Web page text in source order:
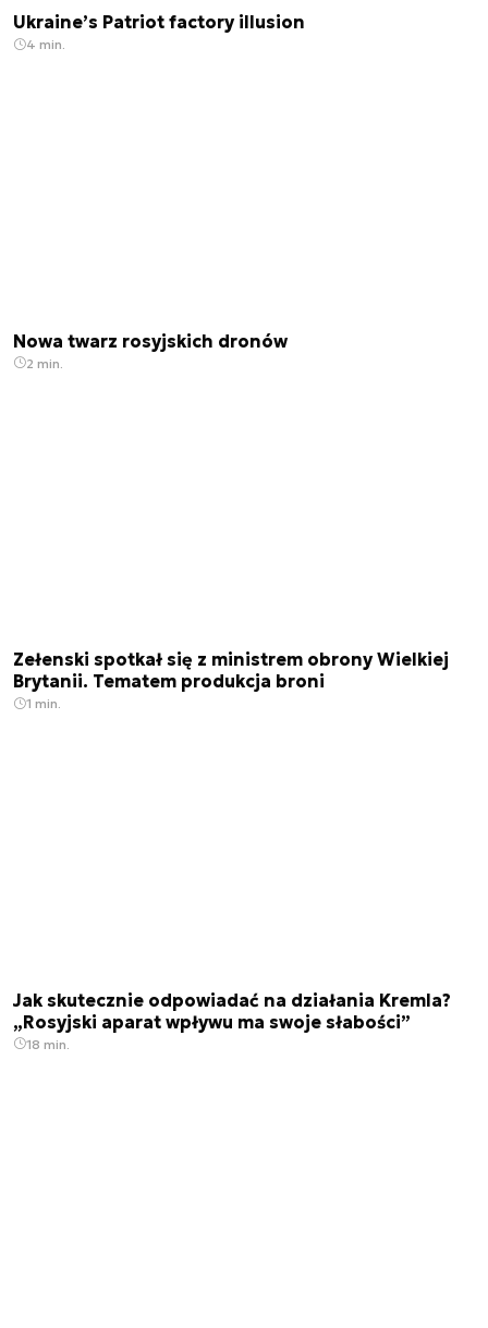
Ukraine’s Patriot factory illusion
4 min.
Nowa twarz rosyjskich dronów
2 min.
Zełenski spotkał się z ministrem obrony Wielkiej
Brytanii. Tematem produkcja broni
1 min.
Jak skutecznie odpowiadać na działania Kremla?
„Rosyjski aparat wpływu ma swoje słabości”
18 min.